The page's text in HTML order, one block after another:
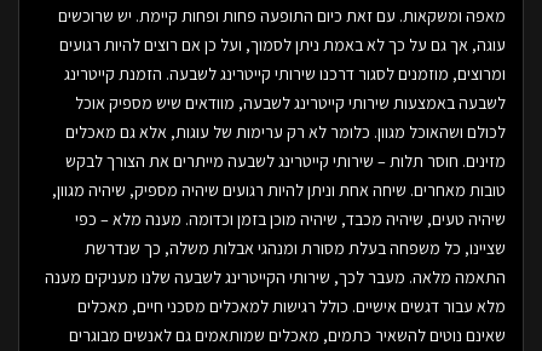
מאפה ומשקאות. עם זאת כיום התופעה פחות ופחות קיימת. יש שרוכשים
עוגה, אך גם על כך לא באמת ניתן לסמוך, ועל כן אם רוצים להיות רגועים
ומרוצים, מוזמנים לסגור דרכנו שירותי קייטרינג לשבעה. הזמנת קייטרינג
לשבעה באמצעות שירותי קייטרינג לשבעה, מוודאים שיש מספיק אוכל
לכולם ושהאוכל מגוון. כלומר לא רק ערימות של עוגות, אלא גם מאכלים
מזינים. חוסר תלות – שירותי קייטרינג לשבעה מייתרים את הצורך לבקש
טובות מאחרים. שיחה אחת וניתן להיות רגועים שיהיה מספיק, שיהיה מגוון,
שיהיה טעים, שיהיה מכבד, שיהיה מוכן בזמן וכדומה. מענה מלא – כפי
שציינו, כל משפחה בעלת מסורת ומנהגי אבלות משלה, כך שנדרשת
התאמה מלאה. מעבר לכך, שירותי הקייטרינג לשבעה שלנו מעניקים מענה
מלא עבור דגשים אישיים. כולל רגישות למאכלים מסכני חיים, מאכלים
שאינם נוטים להשאיר כתמים, מאכלים שמותאמים גם לאנשים מבוגרים